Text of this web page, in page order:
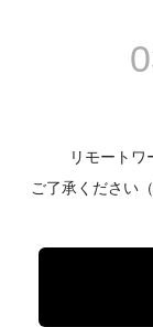
リモートワ
ご了承ください